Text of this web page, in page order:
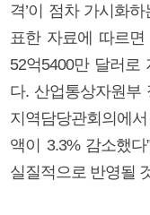
격’이 점차 가시화
표한 자료에 따르
52억5400만 달러로
다. 산업통상자원부
지역담당관회의에
액이 3.3% 감소했
실질적으로 반영될